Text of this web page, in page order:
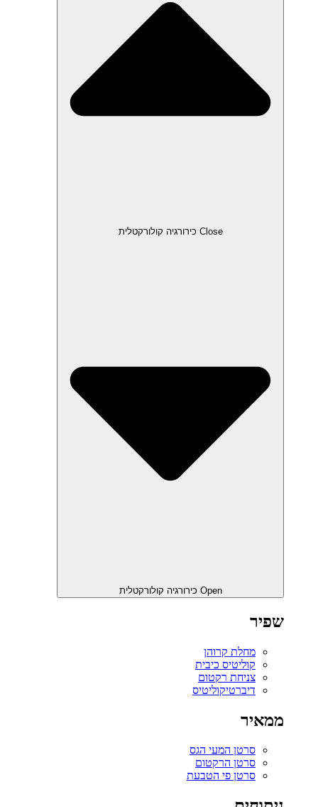
Close כירורגיה קולורקטלית
Open כירורגיה קולורקטלית
שפיר
מחלת קרוהן
קוליטיס כיבית
צניחת רקטום
דיברטיקוליטיס
ממאיר
סרטן המעי הגס
סרטן הרקטום
סרטן פי הטבעת